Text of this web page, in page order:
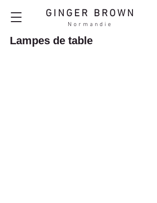
GINGER BROWN
Normandie
Lampes de table